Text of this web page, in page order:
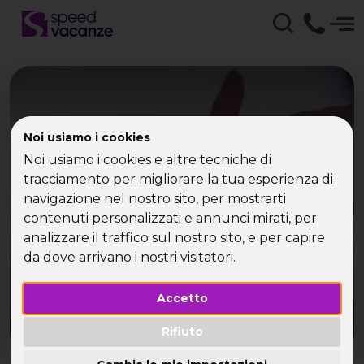
Noi usiamo i cookies
Noi usiamo i cookies e altre tecniche di
tracciamento per migliorare la tua esperienza di
navigazione nel nostro sito, per mostrarti
contenuti personalizzati e annunci mirati, per
analizzare il traffico sul nostro sito, e per capire
da dove arrivano i nostri visitatori.
Accetto
Rifiuto
Vacanza Egitto Single
con Speed Vacanze | La
tua Vacanza Single